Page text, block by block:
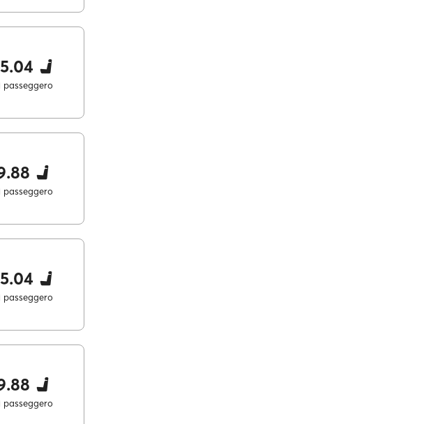
passeggero
passeggero
passeggero
passeggero